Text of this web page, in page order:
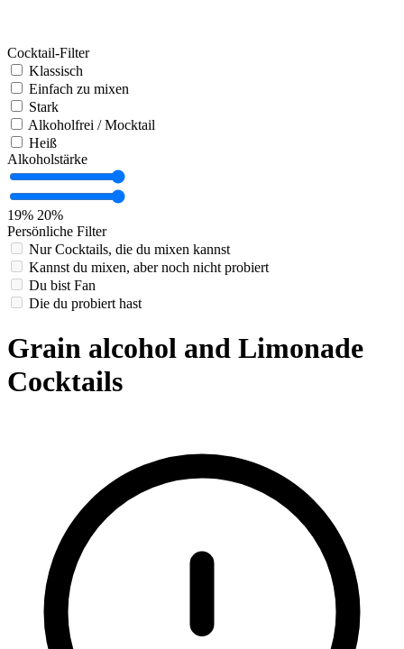
Cocktail-Filter
Klassisch
Einfach zu mixen
Stark
Alkoholfrei / Mocktail
Heiß
Alkoholstärke
19% 20%
Persönliche Filter
Nur Cocktails, die du mixen kannst
Kannst du mixen, aber noch nicht probiert
Du bist Fan
Die du probiert hast
Grain alcohol and Limonade
Cocktails